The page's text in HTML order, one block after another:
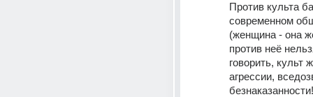
Против культа
современном
(женщина - она
против неё
говорить, культ
агрессии,